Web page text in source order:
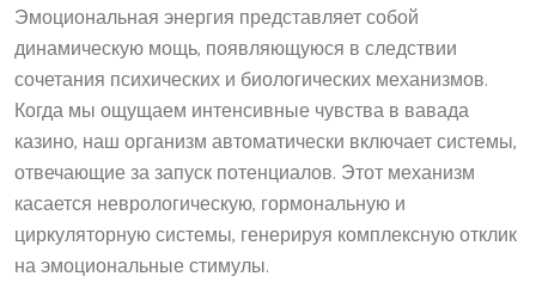
Эмоциональная энергия представляет собой
динамическую мощь, появляющуюся в следствии
сочетания психических и биологических механизмов.
Когда мы ощущаем интенсивные чувства в вавада
казино, наш организм автоматически включает системы,
отвечающие за запуск потенциалов. Этот механизм
касается неврологическую, гормональную и
циркуляторную системы, генерируя комплексную отклик
на эмоциональные стимулы.